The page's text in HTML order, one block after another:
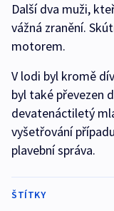
Další dva muži,
vážná zranění.
motorem.
V lodi byl kromě
byl také převezen
devatenáctiletý
vyšetřování
plavební správa.
ŠTÍTKY